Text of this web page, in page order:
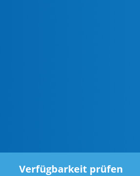
Verfügbarkeit prüfen